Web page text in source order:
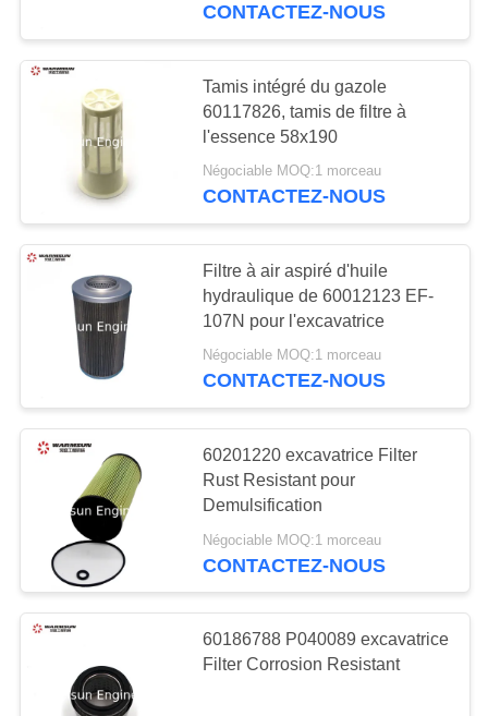
Excavatrice Filter de
SANY
Excavatrice Electric
Parts de SANY
79
Excavatrice
Hydraulic Parts de
SANY
CONTACTEZ-NOUS
Tamis intégré du gazole
60117826, tamis de filtre à
l'essence 58x190
Négociable MOQ:1 morceau
CONTACTEZ-NOUS
Filtre à air aspiré d'huile
hydraulique de 60012123 EF-
107N pour l'excavatrice
Négociable MOQ:1 morceau
CONTACTEZ-NOUS
60201220 excavatrice Filter
Rust Resistant pour
Demulsification
Négociable MOQ:1 morceau
CONTACTEZ-NOUS
60186788 P040089 excavatrice
Filter Corrosion Resistant